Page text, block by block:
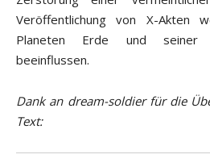
Veröffentlichung von X-Akten
Planeten Erde und seiner
beeinflussen.
Dank an dream-soldierfür die
Text: